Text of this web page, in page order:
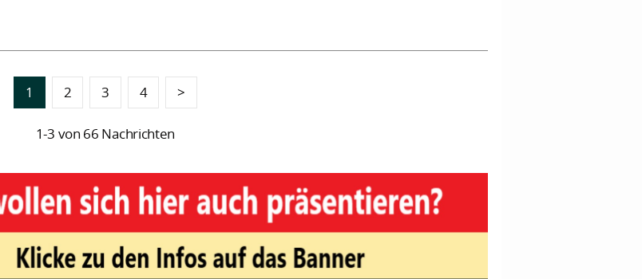
1 2 3 4 >
1-3 von 66 Nachrichten